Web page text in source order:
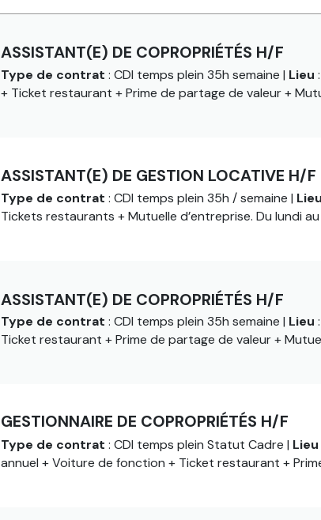
ASSISTANT(E) DE COPROPRIÉTÉS H/F
Type de contrat : CDI temps plein 35h semaine | Lieu
+ Ticket restaurant + Prime de partage de valeur +
ASSISTANT(E) DE GESTION LOCATIVE H/F
Type de contrat : CDI temps plein 35h / semaine | Lieu
Tickets restaurants + Mutuelle d’entreprise. Du lundi
ASSISTANT(E) DE COPROPRIÉTÉS H/F
Type de contrat : CDI temps plein 35h semaine | Lieu
Ticket restaurant + Prime de partage de valeur +
GESTIONNAIRE DE COPROPRIÉTÉS H/F
Type de contrat : CDI temps plein Statut Cadre | Lieu
annuel + Voiture de fonction + Ticket restaurant +